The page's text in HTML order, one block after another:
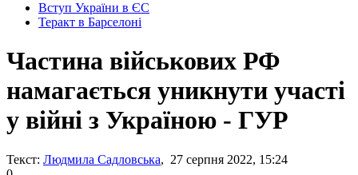
Вступ України в ЄС
Теракт в Барселоні
Частина військових РФ
намагається уникнути участі
у війні з Україною - ГУР
Текст: Людмила Садловська, 27 серпня 2022, 15:24